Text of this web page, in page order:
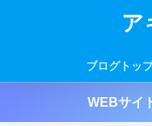
ア
ブログトッ
WEBサイ